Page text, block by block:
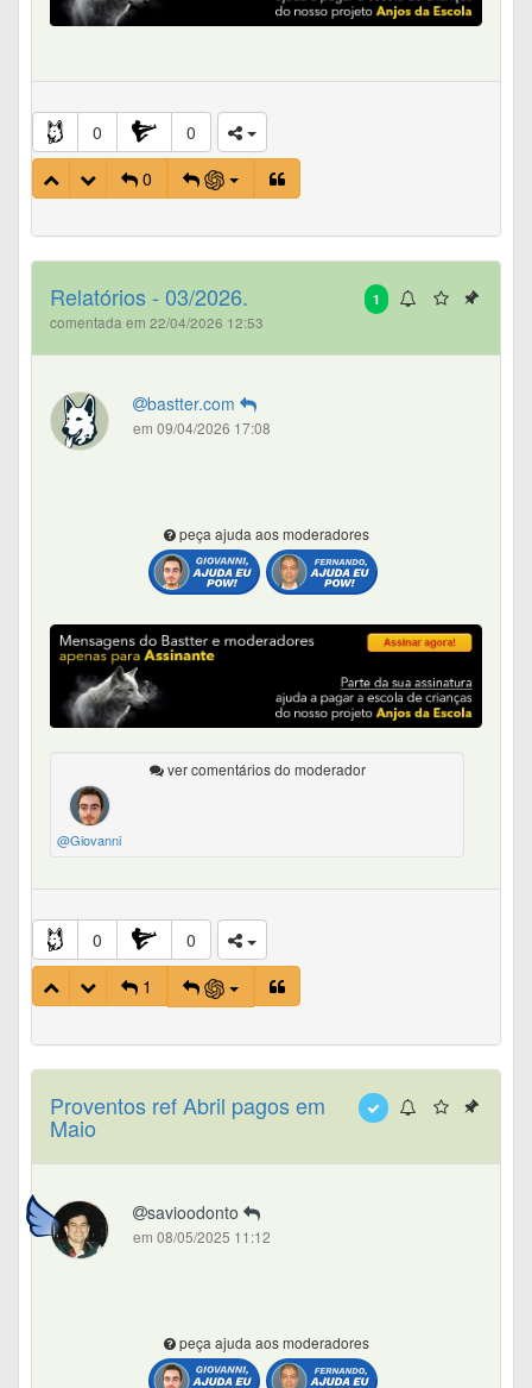
0
0
0
1
Relatórios - 03/2026.
comentada em 22/04/2026 12:53
bastter.com
em 09/04/2026 17:08
peça ajuda aos moderadores
ver comentários do moderador
@Giovanni
0
0
1
Proventos ref Abril pagos em
Maio
savioodonto
em 08/05/2025 11:12
peça ajuda aos moderadores